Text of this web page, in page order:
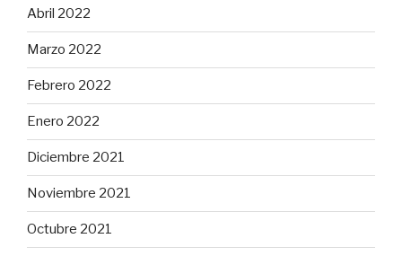
Abril 2022
Marzo 2022
Febrero 2022
Enero 2022
Diciembre 2021
Noviembre 2021
Octubre 2021